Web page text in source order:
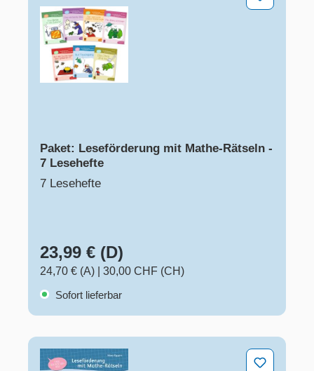
Paket: Leseförderung mit Mathe-Rätseln -
7 Lesehefte
7 Lesehefte
23,99 € (D)
24,70 € (A)
30,00 CHF (CH)
Sofort lieferbar
Auf Tauchgang